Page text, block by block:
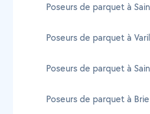
Poseurs de parquet à
Poseurs de parquet à
Poseurs de parquet à
Poseurs de parquet à Brie